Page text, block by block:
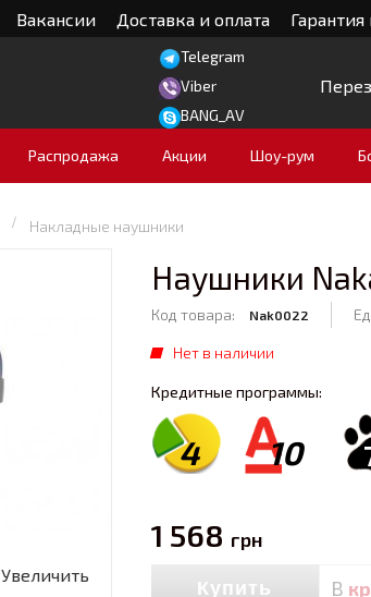
Вакансии Доставка и оплата
Telegram
Viber
BANG_AV
Распродажа Акции Шоу-рум
Накладные наушники
Увеличить
Наушники
Код товара: Nak0022
Нет в наличии
Кредитные программы:
4 10
1 568 грн
Купить В